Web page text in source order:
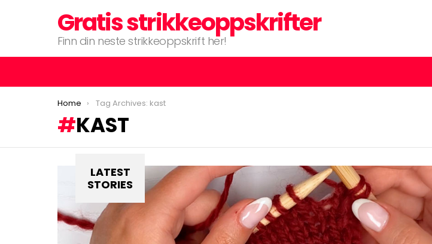
Gratis strikkeoppskrifter
Finn din neste strikkeoppskrift her!
You are here:
Home Tag Archives: kast
KAST
LATEST
STORIES